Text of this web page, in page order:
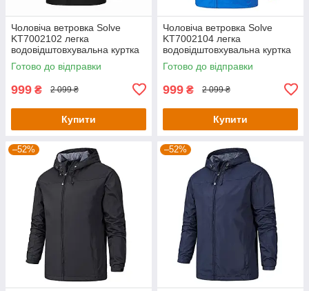
Чоловіча ветровка Solve
KT7002102 легка
водовідштовхувальна куртка
для весни та осені Чорна
Готово до відправки
999 ₴ 2 099 ₴
Купити
Чоловіча ветровка Solve
KT7002104 легка
водовідштовхувальна куртка
для весни та осені Синя -
розмір S
Готово до відправки
999 ₴ 2 099 ₴
Купити
–52% –52%